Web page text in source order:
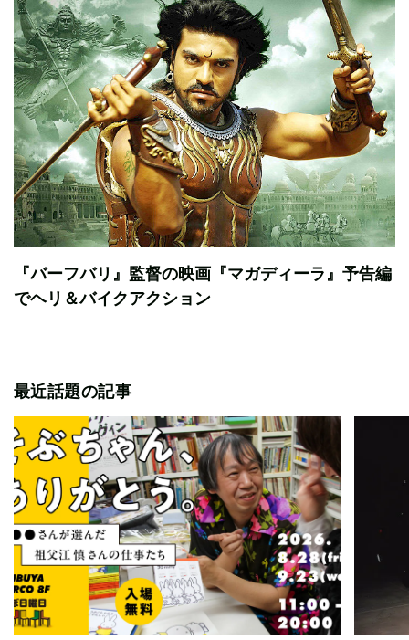
『バーフバリ』監督の映画『マガディーラ』予告編
でヘリ＆バイクアクション
最近話題の記事